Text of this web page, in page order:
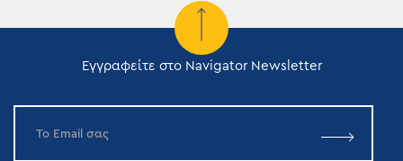
Εγγραφείτε στο Navigator Newsletter